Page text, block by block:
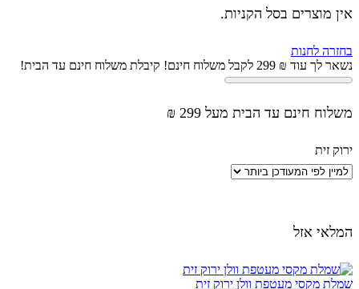
אין מוצרים בסל הקניות.
בחזרה לחנות
נשאר לך עוד
299 ₪ לקבל משלוח חינם! קיבלת משלוח חינם עד הבית!
משלוח חינם עד הבית מעל 299 ₪
ירוק זית
המלאי אזל
שמלת מקסי מעטפת וולן ירוק זית